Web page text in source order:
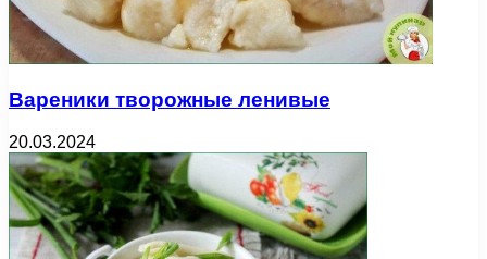
Вареники творожные ленивые
20.03.2024